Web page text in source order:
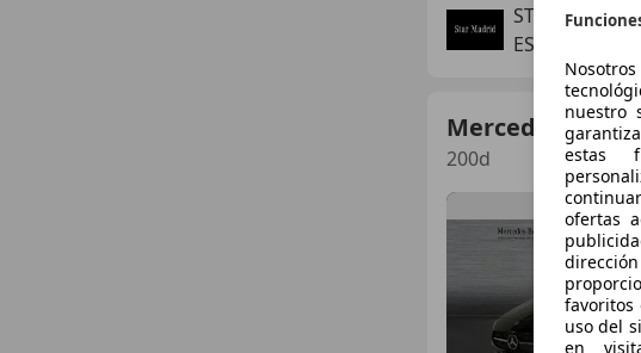
STAR MADRID
ES-28022
Mercedes-Benz
200d
nuestro
estas
ofertas
favoritos
uso del
en